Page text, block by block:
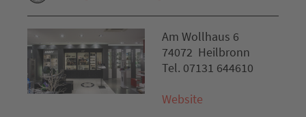
Am Wollhaus 6
74072 Heilbronn
Tel. 07131 644610
Website